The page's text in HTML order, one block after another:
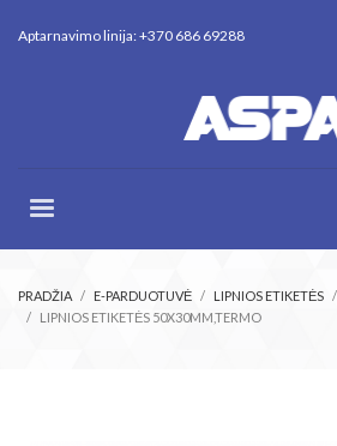
Aptarnavimo linija: +370 686 69288
PRADŽIA E-PARDUOTUVĖ LIPNIOS ETIKETĖS
LIPNIOS ETIKETĖS 50X30MM,TERMO